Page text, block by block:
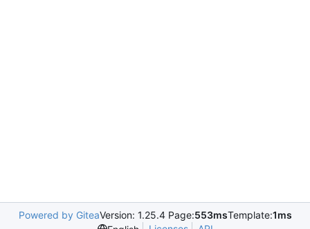
Powered by GiteaVersion: 1.25.4 Page:553msTemplate:1ms